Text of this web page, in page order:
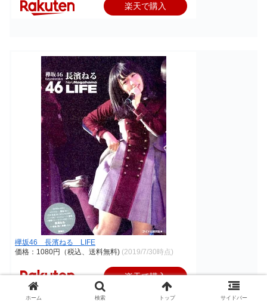
楽天で購入
欅坂46 長濱ねる LIFE
価格：1080円（税込、送料無料) (2019/7/30時点)
楽天で購入
ホーム 検索 トップ サイドバー